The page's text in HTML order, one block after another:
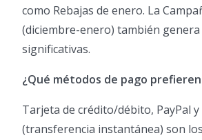
como Rebajas de enero. La
(diciembre-enero) también
significativas.
¿Qué métodos de pago
Tarjeta de crédito/débito, PayPal y
(transferencia instantánea) son